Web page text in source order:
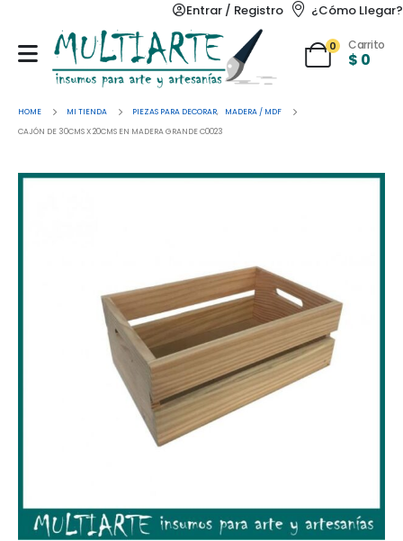
Entrar / Registro ¿Cómo Llegar?
0 Carrito
$ 0
HOME MI TIENDA PIEZAS PARA DECORAR,
MADERA / MDF
CAJÓN DE 30CMS X 20CMS EN MADERA GRANDE C0023